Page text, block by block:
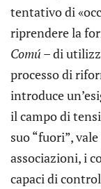
tentativo di
riprendere la
Comú – di
processo di
introduce
il campo di
suo “fuori”,
associazioni, i
capaci di